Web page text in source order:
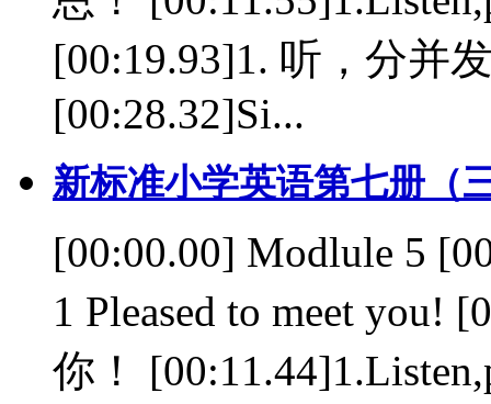
[00:19.93]1. 听，分并
[00:28.32]Si...
新标准小学英语第七册（
[00:00.00] Modlule 5
1 Pleased to meet you!
你！